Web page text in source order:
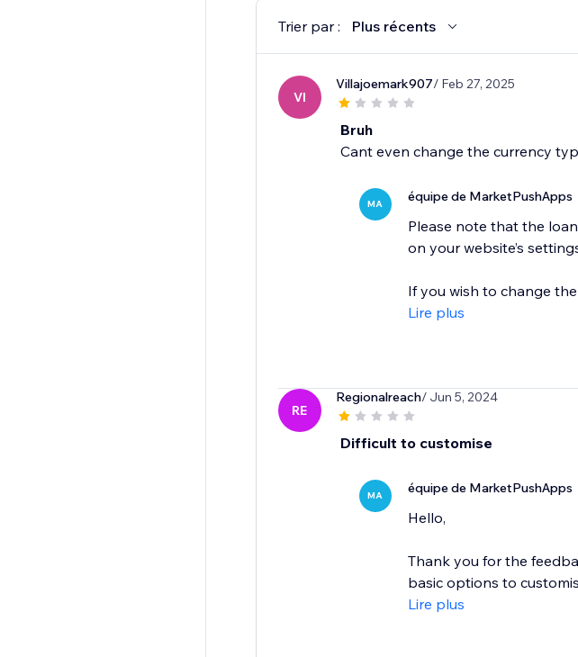
Trier par : Plus récents
VI
Villajoemark907/ Feb 27, 2025
Bruh
Cant even change the currency
MA équipe de MarketPushApps
Please note that the
on your website’s
If you wish to change
Lire plus
RE
Regionalreach/ Jun 5, 2024
Difficult to customise
MA équipe de MarketPushApps
Hello,
Thank you for the
basic options to
Lire plus